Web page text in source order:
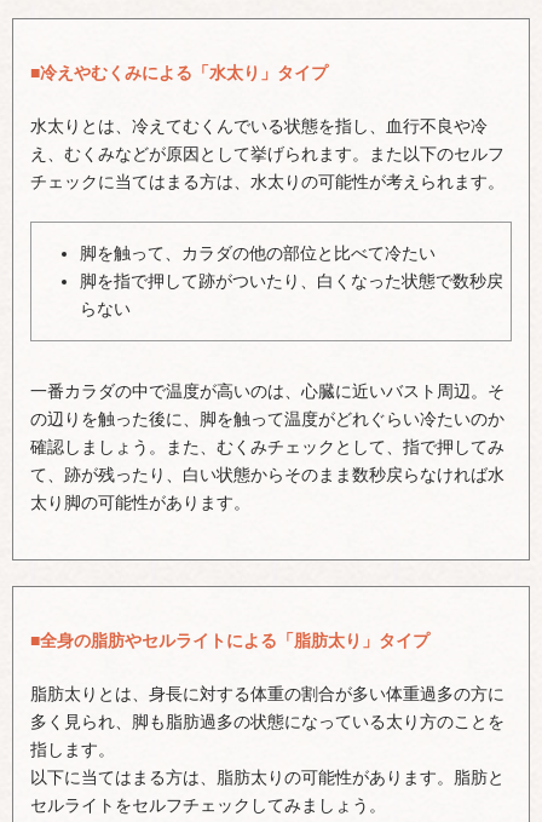
■冷えやむくみによる「水太り」タイプ
水太りとは、冷えてむくんでいる状態を指し、血行不良や冷
え、むくみなどが原因として挙げられます。また以下のセルフ
チェックに当てはまる方は、水太りの可能性が考えられます。
脚を触って、カラダの他の部位と比べて冷たい
脚を指で押して跡がついたり、白くなった状態で数秒戻
らない
一番カラダの中で温度が高いのは、心臓に近いバスト周辺。そ
の辺りを触った後に、脚を触って温度がどれぐらい冷たいのか
確認しましょう。また、むくみチェックとして、指で押してみ
て、跡が残ったり、白い状態からそのまま数秒戻らなければ水
太り脚の可能性があります。
■全身の脂肪やセルライトによる「脂肪太り」タイプ
脂肪太りとは、身長に対する体重の割合が多い体重過多の方に
多く見られ、脚も脂肪過多の状態になっている太り方のことを
指します。
以下に当てはまる方は、脂肪太りの可能性があります。脂肪と
セルライトをセルフチェックしてみましょう。